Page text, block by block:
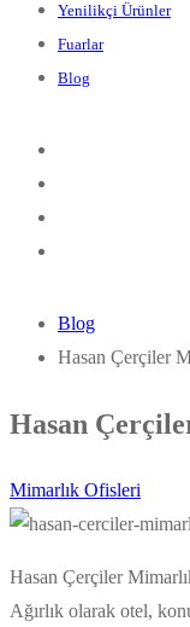
Yenilikçi Ürünler
Fuarlar
Blog
Blog
Hasan Çerçiler
Hasan
Mimarlık Ofisleri
Hasan Çerçiler
Ağırlık olarak otel,